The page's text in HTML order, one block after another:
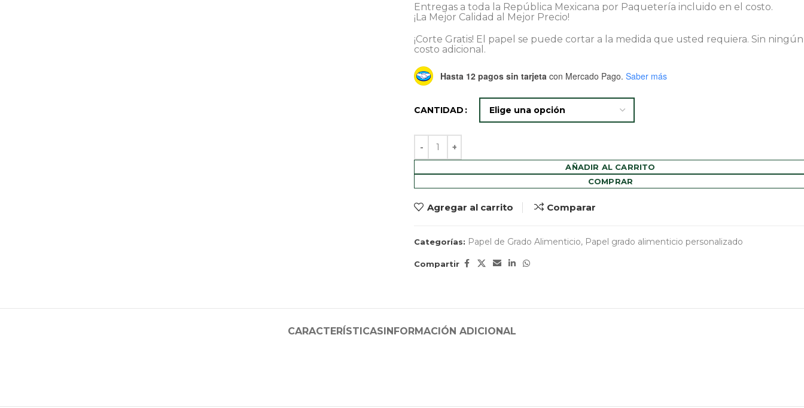
Entregas a toda la República Mexicana por Paquetería incluido en el costo.
¡La Mejor Calidad al Mejor Precio!
¡Corte Gratis! El papel se puede cortar a la medida que usted requiera. Sin ningún
costo adicional.
Hasta 12 pagos sin tarjeta con Mercado Pago. Saber más
CANTIDAD
AÑADIR AL CARRITO
COMPRAR
Agregar al carrito Comparar
Categorías: Papel de Grado Alimenticio, Papel grado alimenticio personalizado
Compartir
CARACTERÍSTICAS INFORMACIÓN ADICIONAL